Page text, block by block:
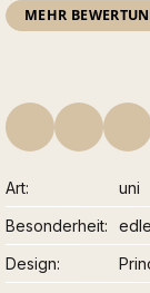
MEHR
Art
uni
Besonderheit
Design